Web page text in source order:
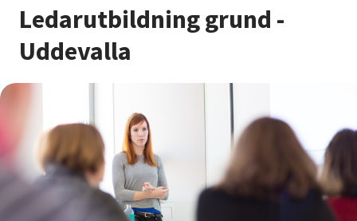
För dig som
Sök kurser och evenemang
Starta studiecirkel
Cirkelledare
Ledarutbildning grund -
Uddevalla